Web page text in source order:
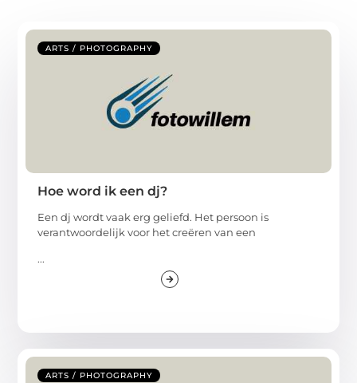
ARTS / PHOTOGRAPHY
Hoe word ik een dj?
Een dj wordt vaak erg geliefd. Het persoon is
verantwoordelijk voor het creëren van een
...
ARTS / PHOTOGRAPHY